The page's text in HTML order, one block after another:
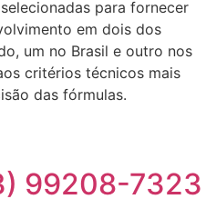
para fornecer
em dois dos
um no Brasil e outro nos
critérios técnicos mais
das fórmulas.
99208-7323